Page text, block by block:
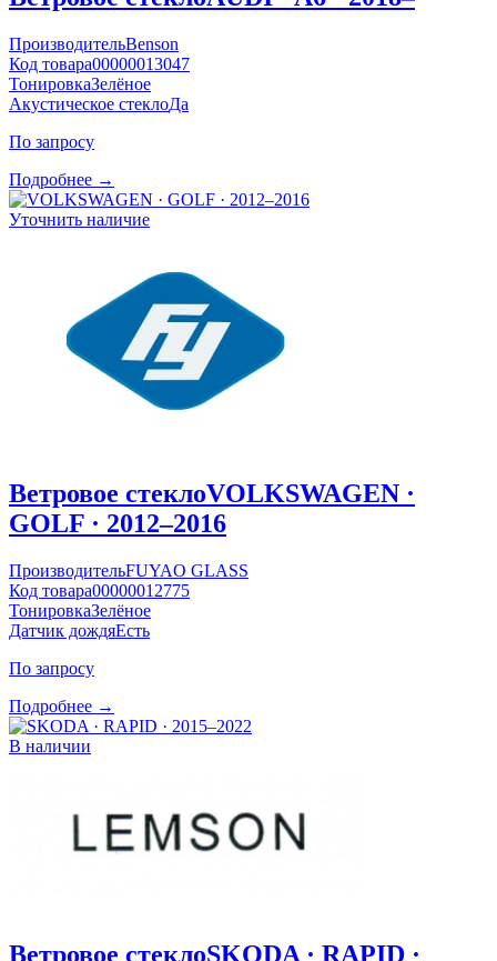
ПроизводительBenson
Код товара00000013047
ТонировкаЗелёное
Акустическое стеклоДа
По запросу
Подробнее →
Уточнить наличие
Ветровое стеклоVOLKSWAGEN ·
GOLF · 2012–2016
ПроизводительFUYAO GLASS
Код товара00000012775
ТонировкаЗелёное
Датчик дождяЕсть
По запросу
Подробнее →
В наличии
Ветровое стеклоSKODA · RAPID ·